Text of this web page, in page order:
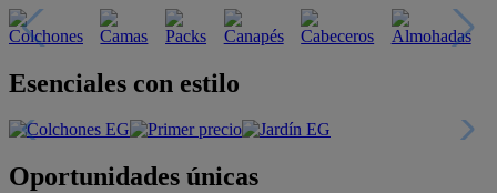
Esenciales con estilo
Oportunidades únicas